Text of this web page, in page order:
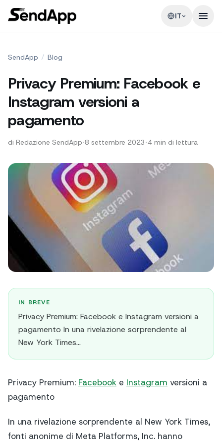
IT
SendApp / Blog
Privacy Premium: Facebook e
Instagram versioni a
pagamento
di Redazione SendApp•8 settembre 2023•4 min di lettura
IN BREVE
Privacy Premium: Facebook e Instagram versioni a
pagamento In una rivelazione sorprendente al
New York Times...
Privacy Premium: Facebook e Instagram versioni a
pagamento
In una rivelazione sorprendente al New York Times,
fonti anonime di Meta Platforms, Inc. hanno